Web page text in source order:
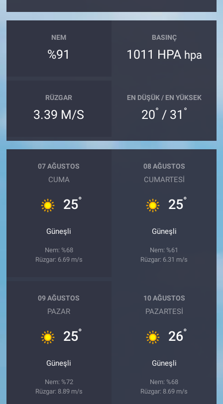
NEM
%91
BASINÇ
1011 HPA hpa
RÜZGAR
3.39 M/S
EN DÜŞÜK / EN YÜKSEK
20° / 31 °
07 AĞUSTOS
CUMA
25°
Güneşli
Nem: %68
Rüzgar: 6.69 m/s
08 AĞUSTOS
CUMARTESI
25°
Güneşli
Nem: %61
Rüzgar: 6.31 m/s
09 AĞUSTOS
PAZAR
25°
Güneşli
Nem: %72
Rüzgar: 8.89 m/s
10 AĞUSTOS
PAZARTESI
26°
Güneşli
Nem: %68
Rüzgar: 8.69 m/s